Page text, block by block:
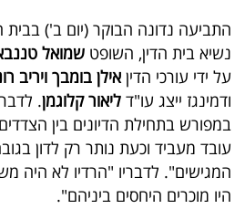
פעולה
דרושים
ניוזלטרים
התביעה נדונה הבוקר (יום ב') בבית
נשיא בית הדין, השופט שמואל
על ידי עורכי הדיןאילן בומבך ויריב
ודמינגז ייצג עו"ד ליאור קלוגמן.
במפורש בתחילת הדיונים בין הצדדים
עובד מעביד וכעת נותר רק לדון
המגישים". לדבריו "הרדיו לא היה
היו מוכרים היחסים ביניהם".